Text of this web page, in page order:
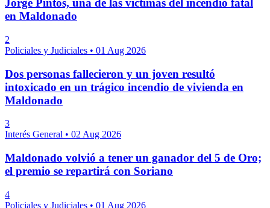
Jorge Pintos, una de las víctimas del incendio fatal
en Maldonado
2
Policiales y Judiciales • 01 Aug 2026
Dos personas fallecieron y un joven resultó
intoxicado en un trágico incendio de vivienda en
Maldonado
3
Interés General • 02 Aug 2026
Maldonado volvió a tener un ganador del 5 de Oro;
el premio se repartirá con Soriano
4
Policiales y Judiciales • 01 Aug 2026